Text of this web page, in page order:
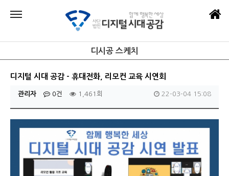
디시공 스케치
디지털 시대 공감 - 휴대전화, 리모컨 교육 시연회
관리자 0건 1,461회 22-03-04 15:08